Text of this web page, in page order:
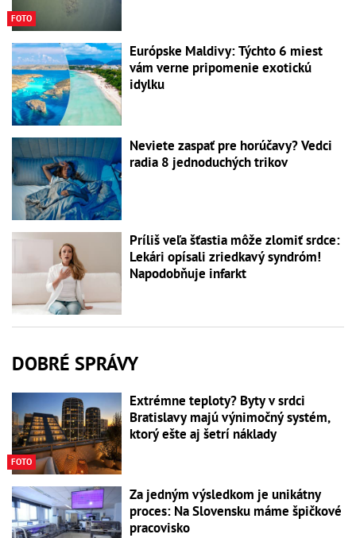
FOTO
Európske Maldivy: Týchto 6 miest
vám verne pripomenie exotickú
idylku
Neviete zaspať pre horúčavy? Vedci
radia 8 jednoduchých trikov
Príliš veľa šťastia môže zlomiť srdce:
Lekári opísali zriedkavý syndróm!
Napodobňuje infarkt
DOBRÉ SPRÁVY
FOTO
Extrémne teploty? Byty v srdci
Bratislavy majú výnimočný systém,
ktorý ešte aj šetrí náklady
Za jedným výsledkom je unikátny
proces: Na Slovensku máme špičkové
pracovisko